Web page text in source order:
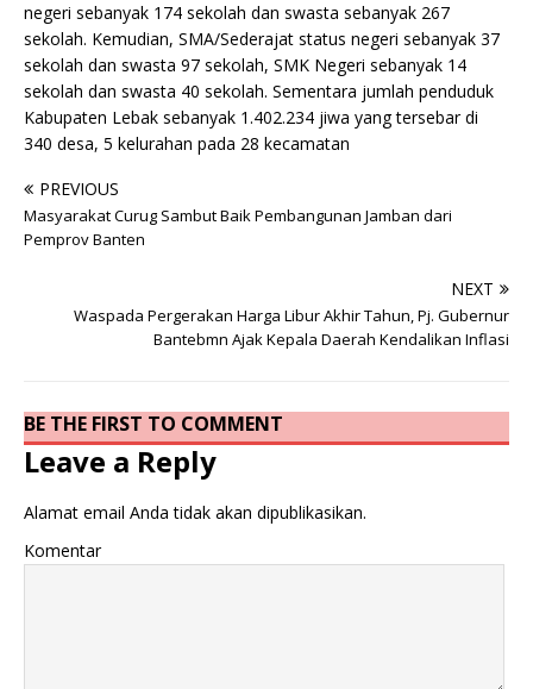
negeri sebanyak 174 sekolah dan swasta sebanyak 267
sekolah. Kemudian, SMA/Sederajat status negeri sebanyak 37
sekolah dan swasta 97 sekolah, SMK Negeri sebanyak 14
sekolah dan swasta 40 sekolah. Sementara jumlah penduduk
Kabupaten Lebak sebanyak 1.402.234 jiwa yang tersebar di
340 desa, 5 kelurahan pada 28 kecamatan
PREVIOUS
Masyarakat Curug Sambut Baik Pembangunan Jamban dari
Pemprov Banten
NEXT
Waspada Pergerakan Harga Libur Akhir Tahun, Pj. Gubernur
Bantebmn Ajak Kepala Daerah Kendalikan Inflasi
BE THE FIRST TO COMMENT
Leave a Reply
Alamat email Anda tidak akan dipublikasikan.
Komentar